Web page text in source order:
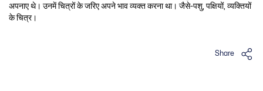
अपनाए थे। उनमें चित्रों के जरिए अपने भाव व्यक्त करना था। जैसे-पशु, पक्षियों, व्यक्तियों
के चित्र।
Share